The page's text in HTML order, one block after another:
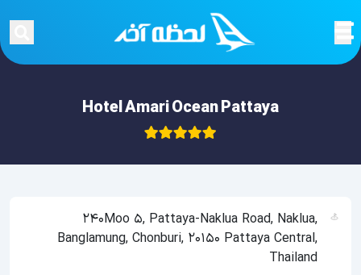
Hotel Amari Ocean Pattaya
240Moo 5, Pattaya-Naklua Road, Naklua,
Banglamung, Chonburi, 20150 Pattaya Central,
Thailand